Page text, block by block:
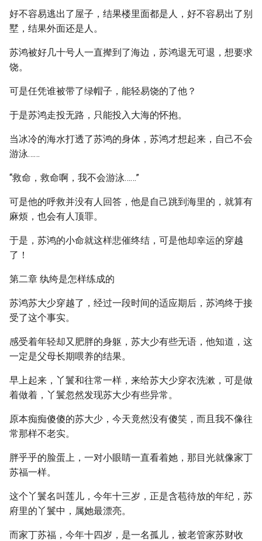
好不容易逃出了屋子，结果楼里面都是人，好不容易出了别
墅，结果外面还是人。
苏鸿被好几十号人一直撵到了海边，苏鸿退无可退，想要求
饶。
可是任凭谁被带了绿帽子，能轻易饶的了他？
于是苏鸿走投无路，只能投入大海的怀抱。
当冰冷的海水打透了苏鸿的身体，苏鸿才想起来，自己不会
游泳……
“救命，救命啊，我不会游泳……”
可是他的呼救并没有人回答，他是自己跳到海里的，就算有
麻烦，也会有人顶罪。
于是，苏鸿的小命就这样悲催终结，可是他却幸运的穿越
了！
第二章 纨绔是怎样练成的
苏鸿苏大少穿越了，经过一段时间的适应期后，苏鸿终于接
受了这个事实。
感受着年轻却又肥胖的身躯，苏大少有些无语，他知道，这
一定是父母长期喂养的结果。
早上起来，丫鬟和往常一样，来给苏大少穿衣洗漱，可是做
着做着，丫鬟忽然发现苏大少有些异常。
原本痴痴傻傻的苏大少，今天竟然没有傻笑，而且我不像往
常那样不老实。
胖乎乎的脸蛋上，一对小眼睛一直看着她，那目光就像家丁
苏福一样。
这个丫鬟名叫莲儿，今年十三岁，正是含苞待放的年纪，苏
府里的丫鬟中，属她最漂亮。
而家丁苏福，今年十四岁，是一名孤儿，被老管家苏财收